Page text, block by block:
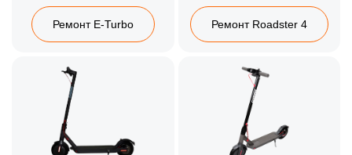
Ремонт E-Turbo Ремонт Roadster 4